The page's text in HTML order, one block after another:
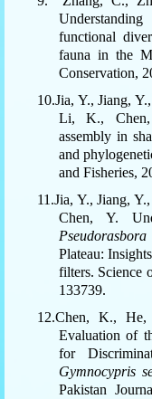
functional
fauna in the
Conservation,
10.Jia, Y., Jiang,
Li, K., Chen,
assembly in
and
and Fisheries,
11.Jia, Y., Jiang,
Chen, Y.
Plateau:
filters. Science
133739.
12.Chen, K.,
Evaluation of
for
Gymnocypris
Pakistan